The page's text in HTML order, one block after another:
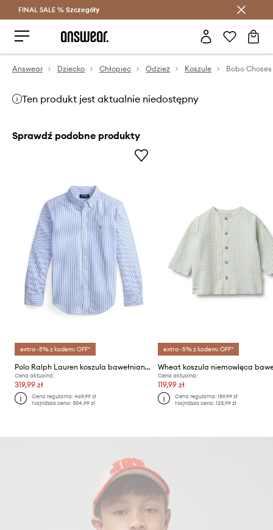
Oszczędzaj z Answear Club >
FINAL SALE % Szczegóły
Answear Dziecko Chłopiec Odzież Koszule
Ten produkt jest aktualnie niedostępny
Sprawdź podobne produkty
extra -5% z kodem: OFF*
Polo Ralph Lauren koszula bawełniana dziecięca
Cena aktualna:
319,99 zł
Cena regularna:469,99 zł
Najniższa cena:354,99 zł
extra -5% z kodem: OFF*
Cena aktualna:
119,99 zł
Cena regularna: 189,99 zł
Najniższa cena: 123,99 zł